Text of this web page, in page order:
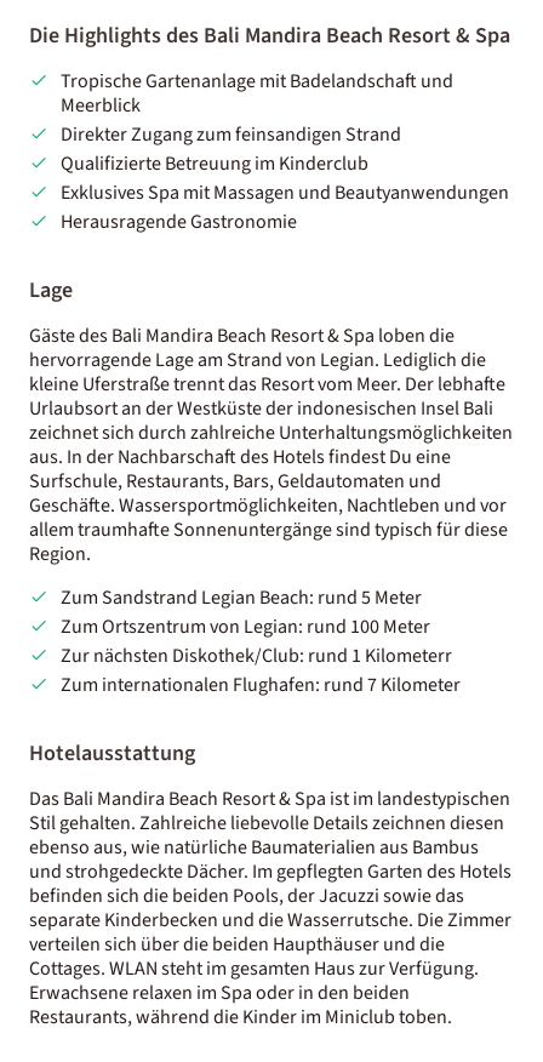
Die Highlights des Bali Mandira Beach Resort & Spa
Tropische Gartenanlage mit Badelandschaft und
Meerblick
Direkter Zugang zum feinsandigen Strand
Qualifizierte Betreuung im Kinderclub
Exklusives Spa mit Massagen und Beautyanwendungen
Herausragende Gastronomie
Lage
Gäste des Bali Mandira Beach Resort & Spa loben die
hervorragende Lage am Strand von Legian. Lediglich die
kleine Uferstraße trennt das Resort vom Meer. Der lebhafte
Urlaubsort an der Westküste der indonesischen Insel Bali
zeichnet sich durch zahlreiche Unterhaltungsmöglichkeiten
aus. In der Nachbarschaft des Hotels findest Du eine
Surfschule, Restaurants, Bars, Geldautomaten und
Geschäfte. Wassersportmöglichkeiten, Nachtleben und vor
allem traumhafte Sonnenuntergänge sind typisch für diese
Region.
Zum Sandstrand Legian Beach: rund 5 Meter
Zum Ortszentrum von Legian: rund 100 Meter
Zur nächsten Diskothek/Club: rund 1 Kilometerr
Zum internationalen Flughafen: rund 7 Kilometer
Hotelausstattung
Das Bali Mandira Beach Resort & Spa ist im landestypischen
Stil gehalten. Zahlreiche liebevolle Details zeichnen diesen
ebenso aus, wie natürliche Baumaterialien aus Bambus
und strohgedeckte Dächer. Im gepflegten Garten des Hotels
befinden sich die beiden Pools, der Jacuzzi sowie das
separate Kinderbecken und die Wasserrutsche. Die Zimmer
verteilen sich über die beiden Haupthäuser und die
Cottages. WLAN steht im gesamten Haus zur Verfügung.
Erwachsene relaxen im Spa oder in den beiden
Restaurants, während die Kinder im Miniclub toben.